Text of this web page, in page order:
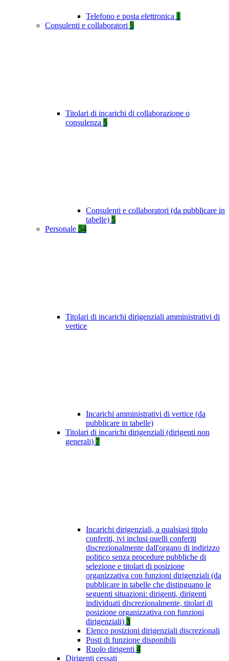
Telefono e posta elettronica 1
Consulenti e collaboratori 5
Titolari di incarichi di collaborazione o
consulenza 5
Consulenti e collaboratori (da pubblicare in
tabelle) 5
Personale 54
Titolari di incarichi dirigenziali amministrativi di
vertice
Incarichi amministrativi di vertice (da
pubblicare in tabelle)
Titolari di incarichi dirigenziali (dirigenti non
generali) 7
Incarichi dirigenziali, a qualsiasi titolo
conferiti, ivi inclusi quelli conferiti
discrezionalmente dall'organo di indirizzo
politico senza procedure pubbliche di
selezione e titolari di posizione
organizzativa con funzioni dirigenziali (da
pubblicare in tabelle che distinguano le
seguenti situazioni: dirigenti, dirigenti
individuati discrezionalmente, titolari di
posizione organizzativa con funzioni
dirigenziali) 3
Elenco posizioni dirigenziali discrezionali
Posti di funzione disponibili
Ruolo dirigenti 4
Dirigenti cessati